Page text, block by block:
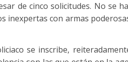
de cinco solicitudes. No se
inexpertas con armas
se inscribe,